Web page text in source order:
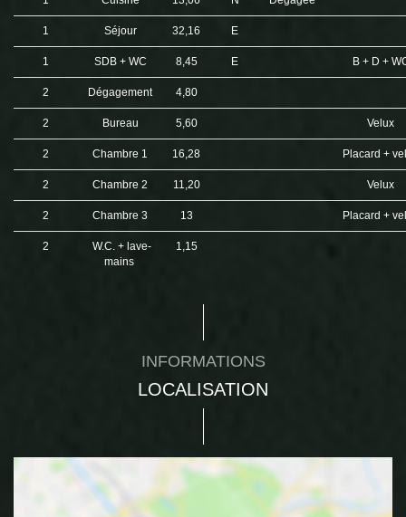
1 Séjour 32,16 E
1 SDB + WC 8,45 E B + D +
2 Dégagement 4,80
2 Bureau 5,60 Velux
2 Chambre 1 16,28 Placard +
2 Chambre 2 11,20 Velux
2 Chambre 3 13 Placard +
2
W.C. + lave-
mains
1,15
INFORMATIONS
LOCALISATION